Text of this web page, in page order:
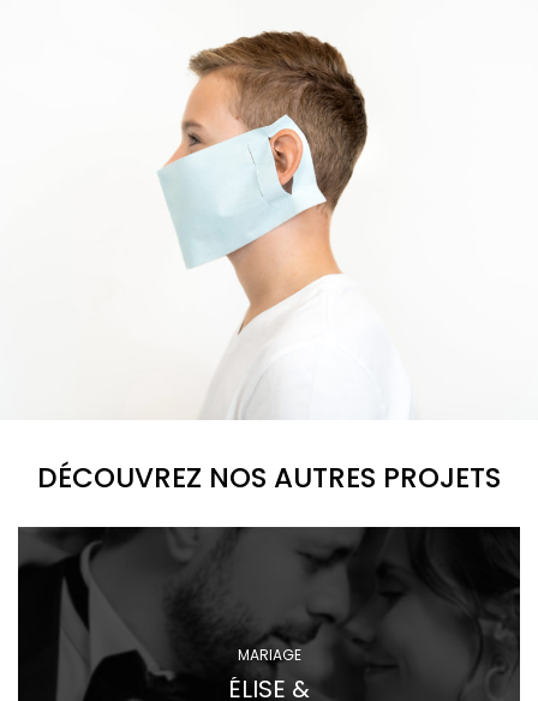
DÉCOUVREZ NOS AUTRES PROJETS
MARIAGE
ÉLISE &